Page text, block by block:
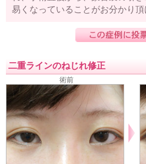
易くなっていることがお分かり頂
二重ラインのねじれ修正
術前